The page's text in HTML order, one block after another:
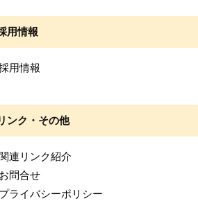
用情報
用情報
ンク・その他
連リンク紹介
お問合せ
プライバシーポリシー